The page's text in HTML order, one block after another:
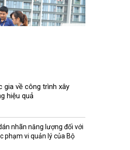
gia về công trình xây
hiệu quả
nhãn năng lượng đối với
phạm vi quản lý của Bộ